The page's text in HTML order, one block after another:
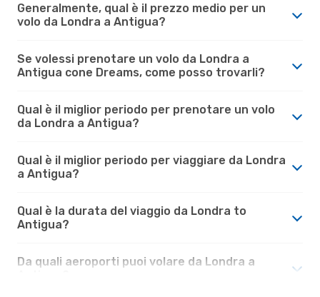
Generalmente, qual è il prezzo medio per un
volo da Londra a Antigua?
Se volessi prenotare un volo da Londra a
Antigua cone Dreams, come posso trovarli?
Qual è il miglior periodo per prenotare un volo
da Londra a Antigua?
Qual è il miglior periodo per viaggiare da Londra
a Antigua?
Qual è la durata del viaggio da Londra to
Antigua?
Da quali aeroporti puoi volare da Londra a